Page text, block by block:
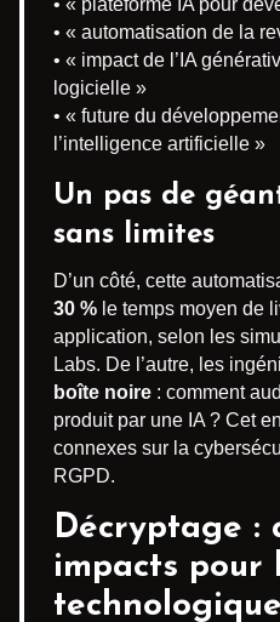
• « automatisation de la
• « impact de l’IA
logicielle »
• « future du
l’intelligence artificielle »
Un pas de
sans limites
D’un côté, cette
30 % le temps moyen de
application, selon les
Labs. De l’autre, les
boîte noire : comment
produit par une IA ? Cet
connexes sur la
RGPD.
Décryptage :
impacts pour